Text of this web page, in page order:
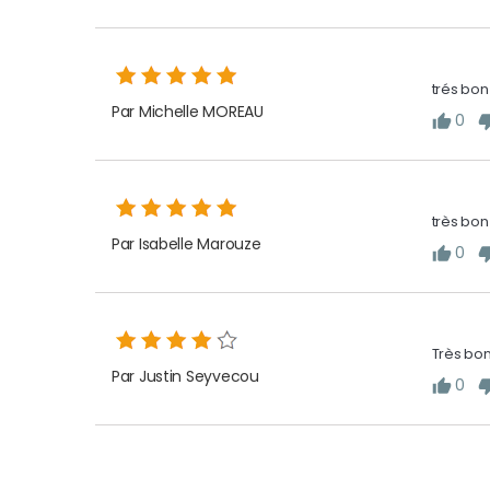
Par Michelle MOREAU
trés bon
thumb_up 0
Par Isabelle Marouze
très bon
thumb_up 0
Par Justin Seyvecou
Très
thumb_up 0